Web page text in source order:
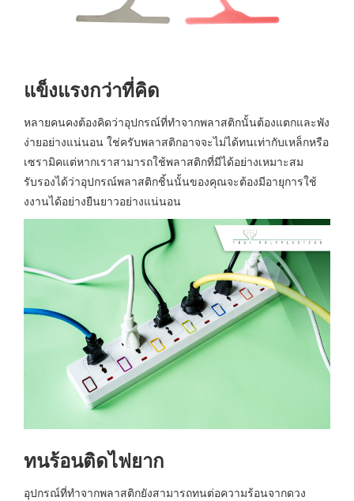
แข็งแรงกว่าที่คิด
หลายคนคงต้องคิดว่าอุปกรณ์ที่ทำจากพลาสติกนั้นต้องแตกและพัง
ง่ายอย่างแน่นอน ใช่ครับพลาสติกอาจจะไม่ได้ทนเท่ากับเหล็กหรือ
เซรามิคแต่หากเราสามารถใช้พลาสติกที่มีได้อย่างเหมาะสม
รับรองได้ว่าอุปกรณ์พลาสติกชิ้นนั้นของคุณจะต้องมีอายุการใช้
งงานได้อย่างยืนยาวอย่างแน่นอน
ทนร้อนติดไฟยาก
อุปกรณ์ที่ทำจากพลาสติกยังสามารถทนต่อความร้อนจากดวง